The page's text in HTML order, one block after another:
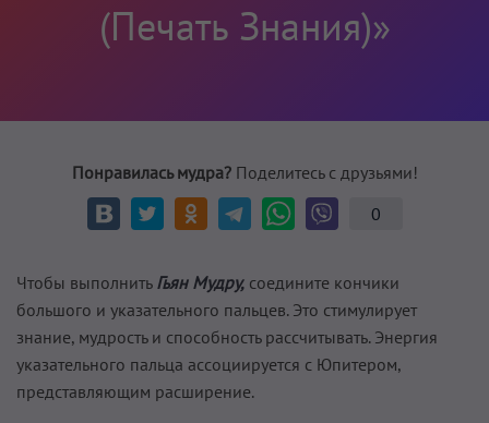
(Печать Знания)»
Понравилась мудра?Поделитесь с друзьями!
0
Чтобы выполнить Гьян Мудру, соедините кончики
большого и указательного пальцев. Это стимулирует
знание, мудрость и способность рассчитывать. Энергия
указательного пальца ассоциируется с Юпитером,
представляющим расширение.